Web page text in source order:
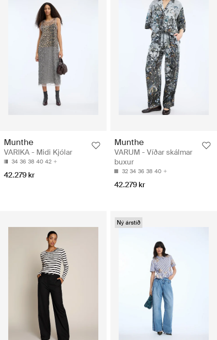
Munthe
VARIKA - Midi Kjólar
34 36 38 40 42
42.279 kr
Munthe
VARUM - Víðar skálmar
buxur
32 34 36 38 40
42.279 kr
Ný árstíð